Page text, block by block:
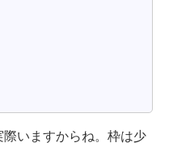
いますからね。枠は少